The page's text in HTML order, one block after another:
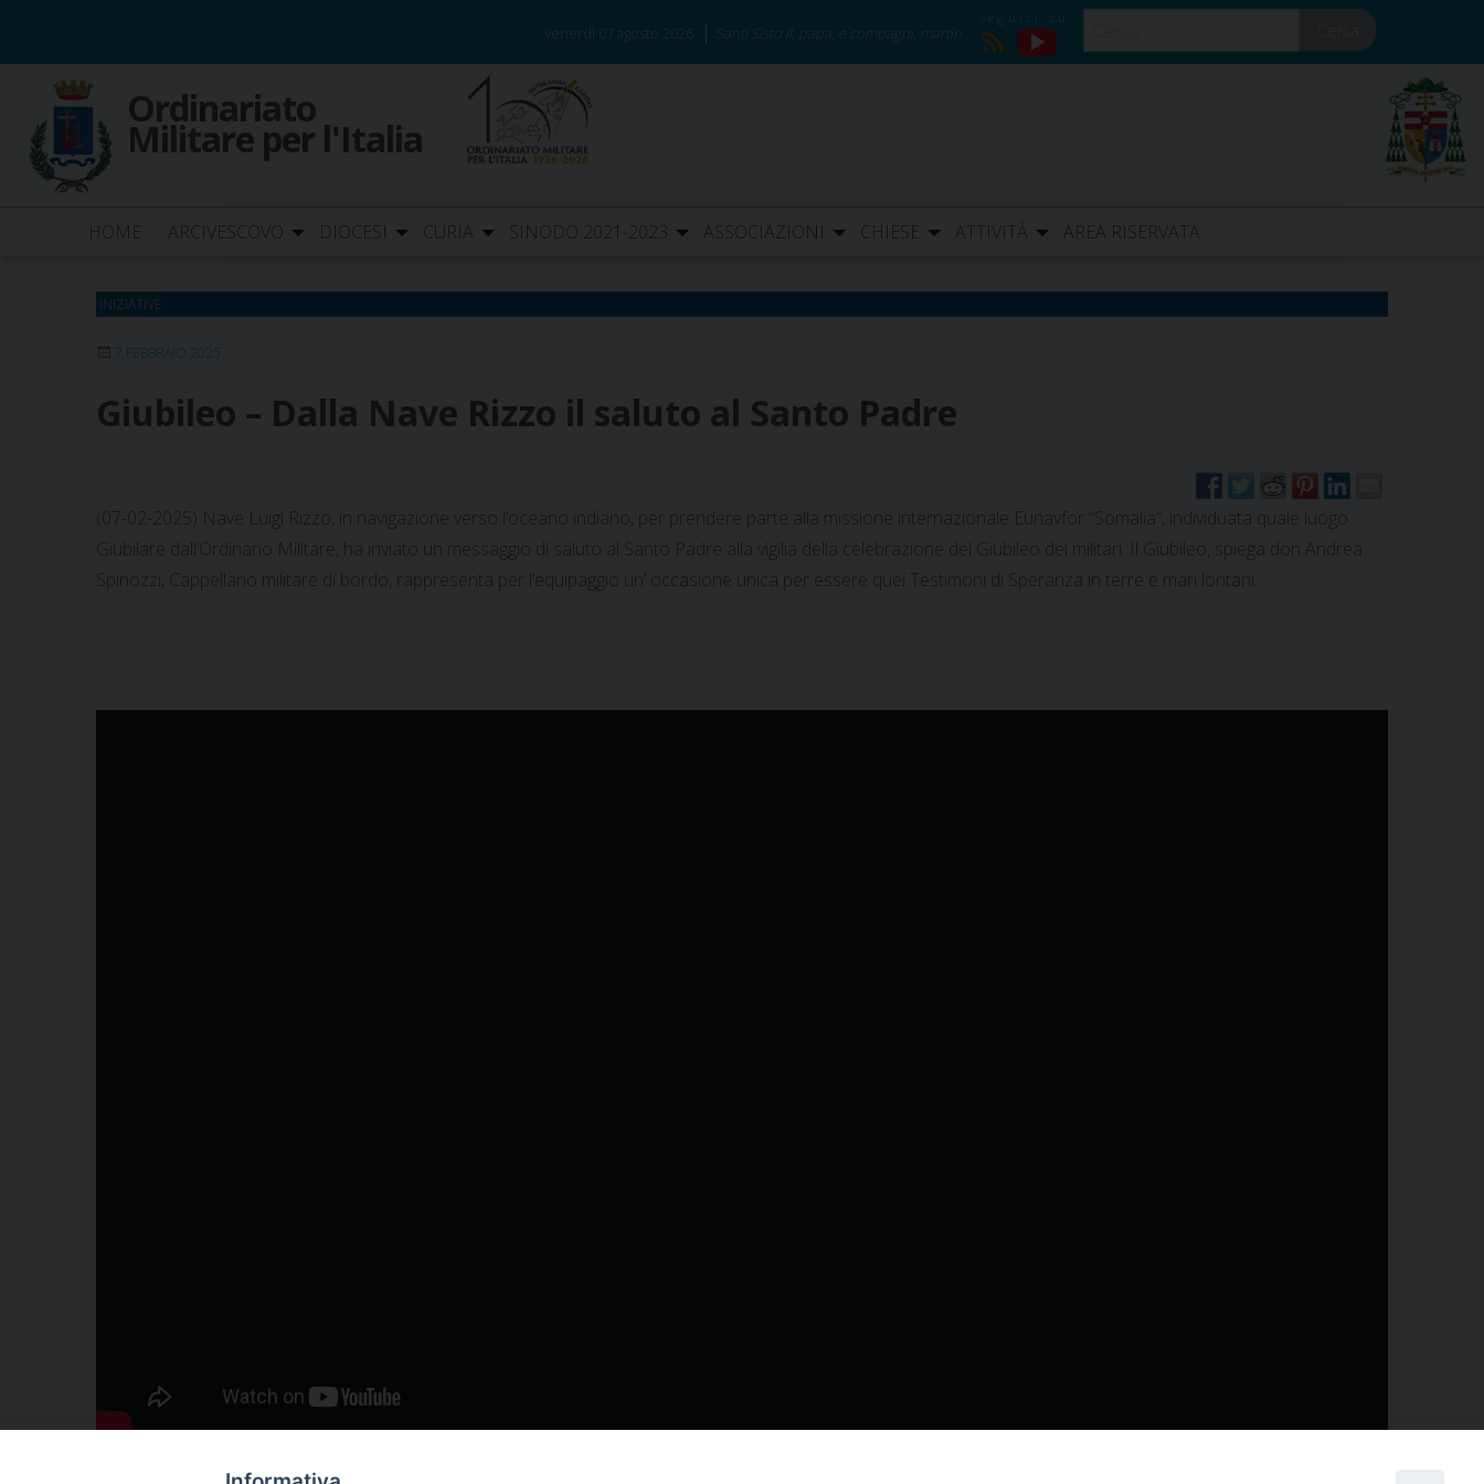
content
venerdì 07 agosto 2026 Santi Sisto II, papa, e compagni, martiri
RSS
YouTube
Ordinariato
Militare per l'Italia
HOME ARCIVESCOVO DIOCESI CURIA SINODO 2021-2023 ASSOCIAZIONI CHIESE ATTIVITÀ AREA RISERVATA
INIZIATIVE
7 FEBBRAIO 2025
Giubileo – Dalla Nave Rizzo il saluto al Santo Padre
(07-02-2025) Nave Luigi Rizzo, in navigazione verso l’oceano indiano, per prendere parte alla missione internazionale Eunavfor “Somalia”, individuata quale luogo
Giubilare dall’Ordinario Militare, ha inviato un messaggio di saluto al Santo Padre alla vigilia della celebrazione del Giubileo dei militari. Il Giubileo, spiega don Andrea
Spinozzi, Cappellano militare di bordo, rappresenta per l’equipaggio un’ occasione unica per essere quei Testimoni di Speranza in terre e mari lontani.